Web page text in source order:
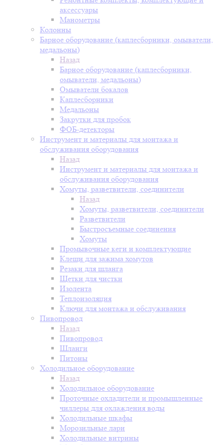
аксессуары
Манометры
Колонны
Барное оборудование (каплесборники, омыватели,
медальоны)
Назад
Барное оборудование (каплесборники,
омыватели, медальоны)
Омыватели бокалов
Каплесборники
Медальоны
Закрутки для пробок
ФОБ-детекторы
Инструмент и материалы для монтажа и
обслуживания оборудования
Назад
Инструмент и материалы для монтажа и
обслуживания оборудования
Хомуты, разветвители, соединители
Назад
Хомуты, разветвители, соединители
Разветвители
Быстросъемные соединения
Хомуты
Промывочные кеги и комплектующие
Клещи для зажима хомутов
Резаки для шланга
Щетки для чистки
Изолента
Теплоизоляция
Ключи для монтажа и обслуживания
Пивопровод
Назад
Пивопровод
Шланги
Питоны
Холодильное оборудование
Назад
Холодильное оборудование
Проточные охладители и промышленные
чиллеры для охлаждения воды
Холодильные шкафы
Морозильные лари
Холодильные витрины